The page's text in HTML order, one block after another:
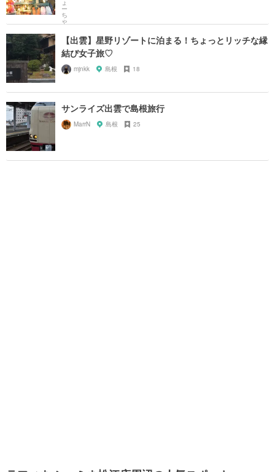
【出雲】星野リゾートに泊まる！ちょっとリッチな縁
結び女子旅♡
mjnkk 島根 18
サンライズ出雲で島根旅行
MarrN 島根 25